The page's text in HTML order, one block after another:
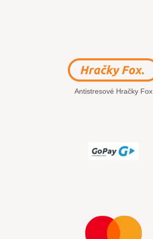
Antistresové Hračky Fox